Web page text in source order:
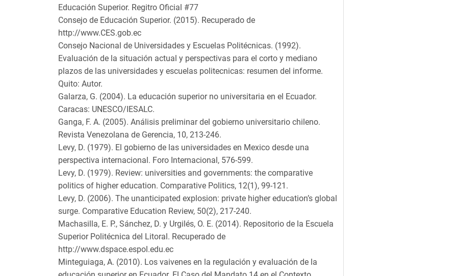
Educación Superior. Regitro Oficial #77
Consejo de Educación Superior. (2015). Recuperado de
http://www.CES.gob.ec
Consejo Nacional de Universidades y Escuelas Politécnicas. (1992).
Evaluación de la situación actual y perspectivas para el corto y mediano
plazos de las universidades y escuelas politecnicas: resumen del informe.
Quito: Autor.
Galarza, G. (2004). La educación superior no universitaria en el Ecuador.
Caracas: UNESCO/IESALC.
Ganga, F. A. (2005). Análisis preliminar del gobierno universitario chileno.
Revista Venezolana de Gerencia, 10, 213-246.
Levy, D. (1979). El gobierno de las universidades en Mexico desde una
perspectiva internacional. Foro Internacional, 576-599.
Levy, D. (1979). Review: universities and governments: the comparative
politics of higher education. Comparative Politics, 12(1), 99-121.
Levy, D. (2006). The unanticipated explosion: private higher education’s global
surge. Comparative Education Review, 50(2), 217-240.
Machasilla, E. P., Sánchez, D. y Urgilés, O. E. (2014). Repositorio de la Escuela
Superior Politécnica del Litoral. Recuperado de
http://www.dspace.espol.edu.ec
Minteguiaga, A. (2010). Los vaivenes en la regulación y evaluación de la